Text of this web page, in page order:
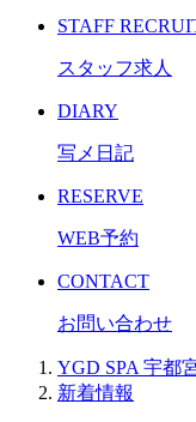
STAFF
スタッフ求人
DIARY
写メ日記
RESERVE
WEB予約
CONTACT
お問い合わせ
YGD SPA 宇都
新着情報